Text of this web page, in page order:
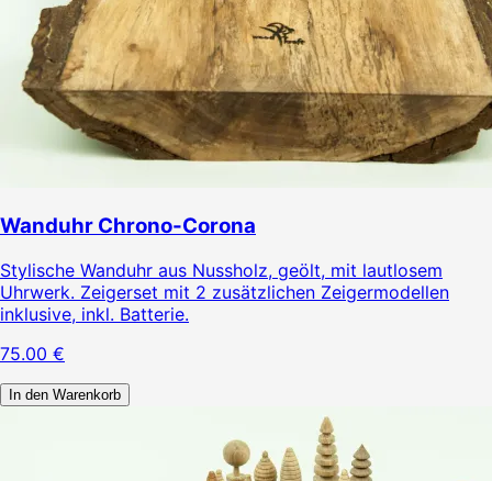
Wanduhr Chrono-Corona
Stylische Wanduhr aus Nussholz, geölt, mit lautlosem
Uhrwerk. Zeigerset mit 2 zusätzlichen Zeigermodellen
inklusive, inkl. Batterie.
75.00 €
In den Warenkorb